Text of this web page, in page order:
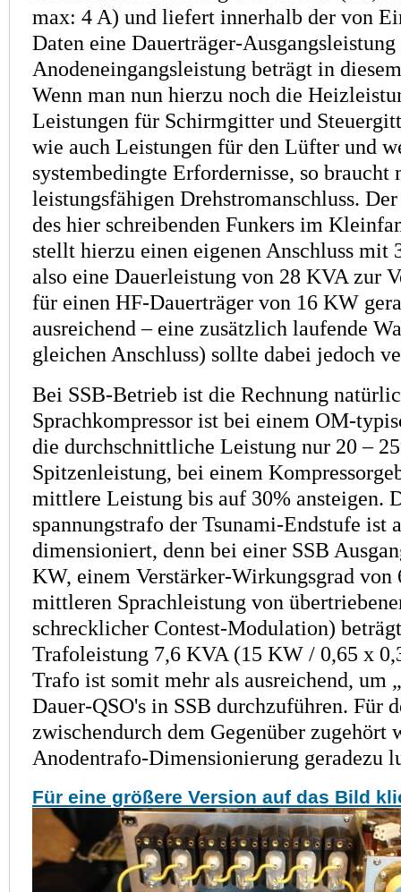
max: 4 A) und liefert innerhalb der von
Daten eine Dauer­träger-
Anodeneingangsleistung beträgt in
Wenn man nun hierzu noch die
Leistungen für Schirmgitter und
wie auch Leistungen für den Lüfter und
systembedingte Erfordernisse, so braucht
leistungsfähigen Drehstromanschluss.
des hier schreibenden Funkers im
stellt hierzu einen eigenen Anschluss mit
also eine Dauerleistung von 28 KVA zur
für einen HF-Dauerträger von 16 KW
ausreichend – eine zusätzlich laufende
gleichen Anschluss) sollte dabei jedoch
Bei SSB-Betrieb ist die Rechnung
Sprachkompressor ist bei einem OM-
die durchschnittliche Leistung nur 20 –
Spitzenleistung, bei einem
mittlere Leistung bis auf 30% ansteigen.
span­nungstrafo der Tsunami-Endstufe ist
dimensioniert, denn bei einer SSB
KW, einem Verstärker-Wirkungsgrad von
mittleren Sprach­leistung von
schrecklicher Contest-Modulation)
Trafoleistung 7,6 KVA (15 KW / 0,65 x
Trafo ist somit mehr als ausreichend, um
Dauer-QSO's in SSB durchzuführen. Für
zwischendurch dem Gegenüber zugehört
Anodentrafo-Dimensionierung geradezu
Für eine größere Version auf das Bild